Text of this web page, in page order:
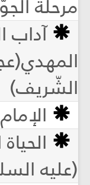
مرحلة
آداب
الشّريف)
(عليه